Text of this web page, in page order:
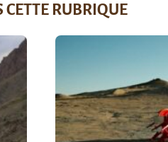
CETTE RUBRIQUE